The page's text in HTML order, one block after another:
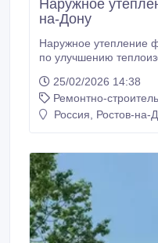
Наружное
на-Дону
Наружное утепление
по улучшению
утепления фасада, в здании повышается
комфортность
отопление зимой и
площадь комнат не
проводятся снаружи, нет строительного мусора в
квартире.
25/02/2026 14:38
Ремонтно-
Россия, Ростов-на-